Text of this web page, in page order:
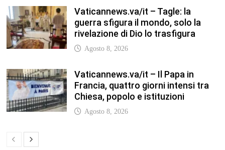
Vaticannews.va/it – Tagle: la
guerra sfigura il mondo, solo la
rivelazione di Dio lo trasfigura
Agosto 8, 2026
Vaticannews.va/it – Il Papa in
Francia, quattro giorni intensi tra
Chiesa, popolo e istituzioni
Agosto 8, 2026